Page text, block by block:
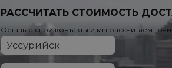
РАССЧИТАТЬ СТОИМОСТЬ
Оставьте свои контакты и мы рассчитаем